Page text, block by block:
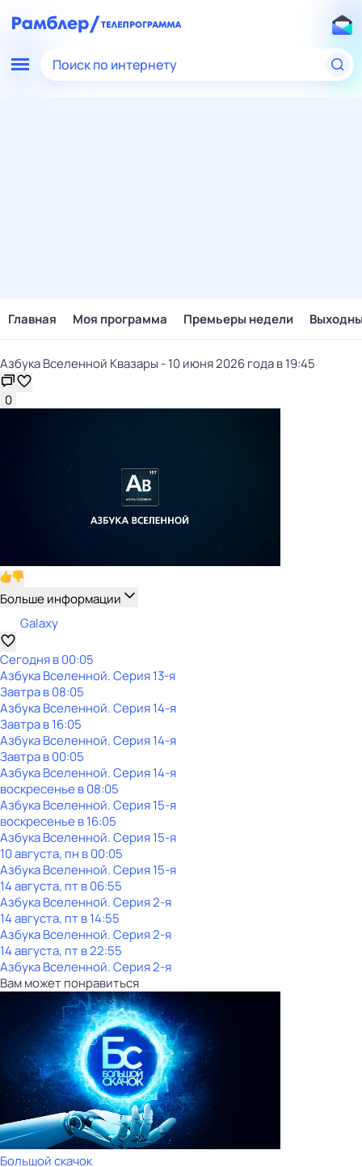
Поиск по интернету
Главная Моя программа Премьеры недели
Азбука Вселенной Квазары - 10 июня 2026 года в 19:45
0
Больше информации
Galaxy
Сегодня в 00:05
Азбука Вселенной. Серия 13-я
Завтра в 08:05
Азбука Вселенной. Серия 14-я
Завтра в 16:05
Азбука Вселенной. Серия 14-я
Завтра в 00:05
Азбука Вселенной. Серия 14-я
воскресенье в08:05
Азбука Вселенной. Серия 15-я
воскресенье в16:05
Азбука Вселенной. Серия 15-я
10 августа, пн в 00:05
Азбука Вселенной. Серия 15-я
14 августа, пт в 06:55
Азбука Вселенной. Серия 2-я
14 августа, пт в 14:55
Азбука Вселенной. Серия 2-я
14 августа, пт в 22:55
Азбука Вселенной. Серия 2-я
Вам может понравиться
Большой скачок